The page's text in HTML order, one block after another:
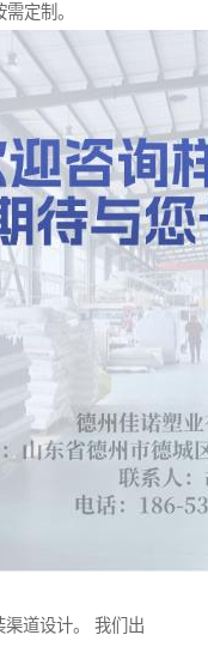
定制。
道设计。 我们出